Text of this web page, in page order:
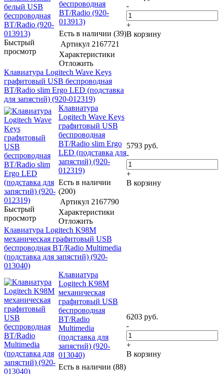
Быстрый
просмотр
беспроводная
BT/Radio (920-
013913)
Есть в наличии (39)
Артикул 2167721
Характеристики
Отложить
-
+
В корзину
Клавиатура Logitech Wave Keys
графитовый USB беспроводная
BT/Radio slim Ergo LED (подставка
для запястий) (920-012319)
Быстрый
просмотр
Клавиатура
Logitech Wave Keys
графитовый USB
беспроводная
BT/Radio slim Ergo
LED (подставка для
запястий) (920-
012319)
Есть в наличии
(200)
Артикул 2167790
Характеристики
Отложить
5793 руб.
-
+
В корзину
Клавиатура Logitech K98M
механическая графитовый USB
беспроводная BT/Radio Multimedia
(подставка для запястий) (920-
013040)
Клавиатура
Logitech K98M
механическая
графитовый USB
беспроводная
BT/Radio
Multimedia
(подставка для
запястий) (920-
013040)
Есть в наличии (88)
6203 руб.
-
+
В корзину